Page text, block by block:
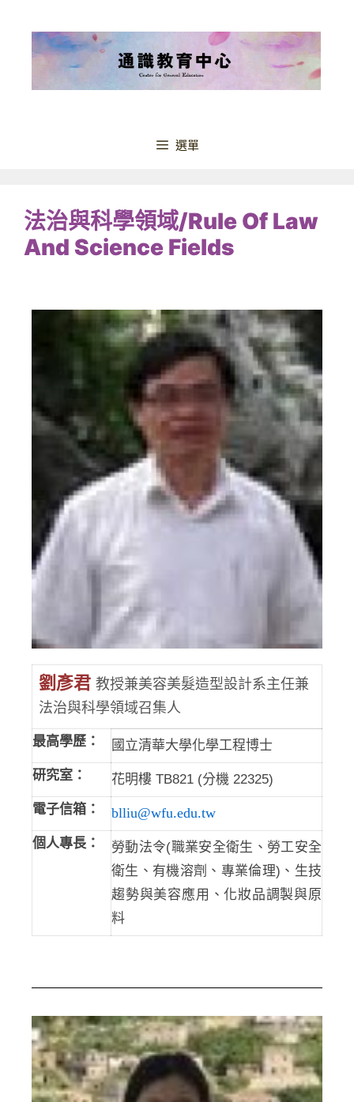
選單
法治與科學領域/Rule Of Law
And Science Fields
劉彥君 教授兼美容美髮造型設計系主任兼
法治與科學領域召集人
最高學歷：
國立清華大學化學工程博士
研究室：
花明樓 TB821 (分機 22325)
電子信箱：
blliu@wfu.edu.tw
個人專長：
勞動法令(職業安全衛生、勞工安全
衛生、有機溶劑、專業倫理)、生技
趨勢與美容應用、化妝品調製與原
料